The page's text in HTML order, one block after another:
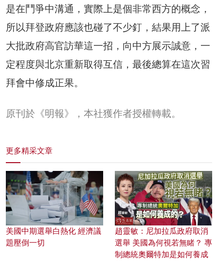
是在鬥爭中溝通，實際上是個非常西方的概念，
所以拜登政府應該也碰了不少釘，結果用上了派
大批政府高官訪華這一招，向中方展示誠意，一
定程度與北京重新取得互信，最後總算在這次習
拜會中修成正果。
原刊於《明報》，本社獲作者授權轉載。
更多精采文章
美國中期選舉白熱化 經濟議
題壓倒一切
趙靈敏：尼加拉瓜政府取消
選舉 美國為何視若無睹？ 專
制總統奧爾特加是如何養成